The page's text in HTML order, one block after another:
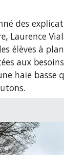
des
Laurence
élèves à
aux
haie basse